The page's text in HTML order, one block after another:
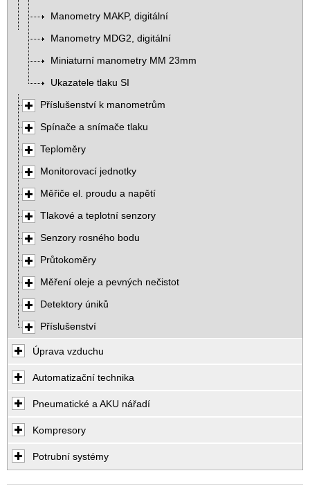
Manometry MAKP, digitální
Manometry MDG2, digitální
Miniaturní manometry MM 23mm
Ukazatele tlaku SI
Příslušenství k manometrům
Spínače a snímače tlaku
Teploměry
Monitorovací jednotky
Měřiče el. proudu a napětí
Tlakové a teplotní senzory
Senzory rosného bodu
Průtokoměry
Měření oleje a pevných nečistot
Detektory úniků
Příslušenství
Úprava vzduchu
Automatizační technika
Pneumatické a AKU nářadí
Kompresory
Potrubní systémy